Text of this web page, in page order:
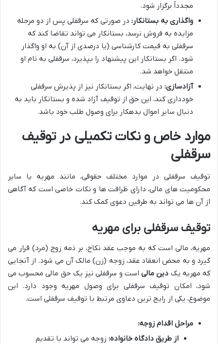
مجدداً برگزار شود.
واگذاری به بستانکار: در صورتی که سرقفلی پس از دو مرحله
مزایده به فروش نرسد، بستانکار می تواند تقاضا کند که
سرقفلی به قیمت کارشناسی (یا درصدی از آن) به او واگذار
شود. اگر بستانکار این پیشنهاد را بپذیرد، سرقفلی به نام او
منتقل خواهد شد.
آزادسازی: در نهایت، اگر بستانکار نیز از پذیرش سرقفلی
خودداری کند، این حق از توقیف آزاد شده و بستانکار باید به
دنبال سایر اموال بدهکار برای وصول طلب خود باشد.
موارد خاص و نکات تکمیلی در توقیف
سرقفلی
توقیف سرقفلی در موارد مختلف حقوقی، مانند مهریه یا سایر
محکومیت های مالی، دارای ظرافت ها و نکات خاصی است که آگاهی
از آن ها می تواند به طرفین دعوی کمک کند.
توقیف سرقفلی برای مهریه
مهریه، مالی است که به موجب عقد نکاح، بر ذمه زوج (مرد) قرار می
گیرد و به محض انعقاد عقد، زوجه (زن) مالک آن می شود. از آنجایی
که مهریه یک دین مالیاست و سرقفلی نیز یک حق مالی محسوب می
شود، امکان توقیف سرقفلی برای وصول مهریه وجود دارد. این
موضوع، یکی از رایج ترین دعاوی مرتبط با توقیف سرقفلی است.
مراحل اقدام زوجه:
از طریق دادگاه خانواده: زوجه می تواند با تقدیم